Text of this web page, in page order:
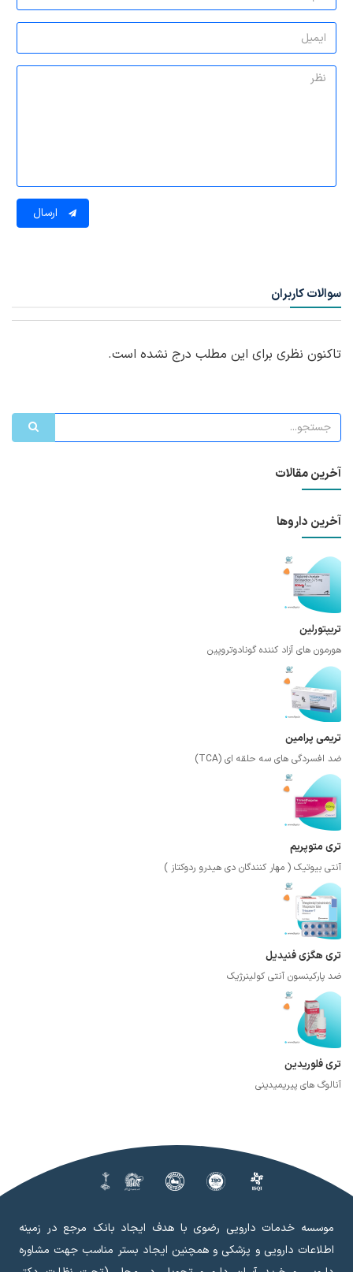
ارسال
سوالات کاربران
تاکنون نظری برای این مطلب درج نشده است.
آخرین مقالات
آخرین داروها
تریپتورلین
هورمون های آزاد کننده گونادوتروپین
تریمی پرامین
ضد افسردگی های سه حلقه ای (TCA)
تری متوپریم
آنتی بیوتیک ( مهار کنندگان دی هیدرو ردوکتاز )
تری هگزی فنیدیل
ضد پارکینسون آنتی کولینرژیک
تری فلوریدین
آنالوگ های پیریمیدینی
موسسه خدمات دارویی رضوی با هدف ایجاد بانک مرجع در زمینه
اطلاعات دارویی و پزشکی و همچنین ایجاد بستر مناسب جهت مشاوره